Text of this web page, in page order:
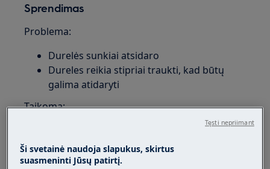
Sprendimas
Problema:
Durelės sunkiai atsidaro
Dureles reikia stipriai traukti, kad būtų
galima atidaryti
Taikoma:
Sprendimas:
Ši svetainė naudoja slapukus, skirtus
suasmeninti Jūsų patirtį.
Tęsti nepriimant